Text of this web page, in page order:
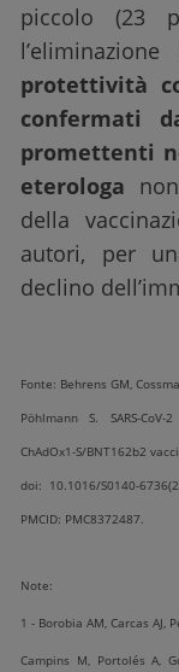
piccolo (23
protettività
confermati
promettenti
eterologa
della
autori, per
declino
Fonte: Behrens GM,
Pöhlmann S. SARS-
ChAdOx1-S/BNT162b2
doi: 10.1016/S0140-
PMCID: PMC8372487.
Note:
1 - Borobia AM, Carcas AJ,
Campins M, Portolés A,